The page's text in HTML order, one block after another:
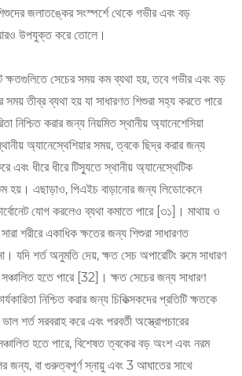
জলাতঙ্কের সংস্পর্শে থেকে গভীর এবং বড়
উপযুক্ত করে তোলে।
ক্ষতগুলিতে সেচের সময় কম ব্যথা হয়, তবে গভীর এবং বড়
তীব্র ব্যথা হয় যা সাধারণত শিশুরা সহ্য করতে পারে
নিশ্চিত করার জন্য নিয়মিত স্থানীয় অ্যানেশেসিয়া
অ্যানেস্থেশিয়ার সময়, ত্বকে ছিদ্র করার জন্য
এবং ধীরে ধীরে টিস্যুতে স্থানীয় অ্যানেস্থেটিক
হয়। এছাড়াও, পিএইচ বাড়ানোর জন্য লিডোকেনে
যোগ করলেও ব্যথা কমাতে পারে [৩১]। মাথায় ও
শরীরে একাধিক ক্ষতের জন্য শিশুরা সাধারণত
যদি শর্ত অনুমতি দেয়, ক্ষত সেচ অপারেটিং রুমে সাধারণ
সঞ্চালিত হতে পারে [32]। ক্ষত সেচের জন্য সাধারণ
নিশ্চিত করার জন্য চিকিত্সকদের প্রতিটি ক্ষতকে
শর্ত সরবরাহ করে এবং পরবর্তী অস্ত্রোপচারের
হতে পারে, বিশেষত ত্বকের বড় অংশ এবং নরম
জন্য, বা গুরুত্বপূর্ণ স্নায়ু এবং 3 আঘাতের সাথে